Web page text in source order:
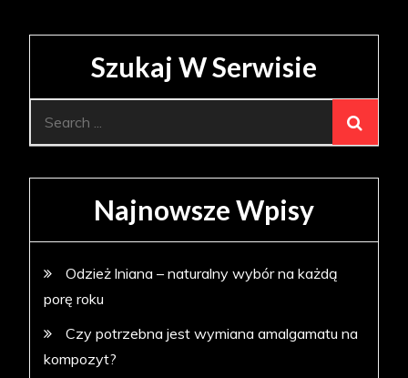
Szukaj W Serwisie
Najnowsze Wpisy
Odzież lniana – naturalny wybór na każdą
porę roku
Czy potrzebna jest wymiana amalgamatu na
kompozyt?